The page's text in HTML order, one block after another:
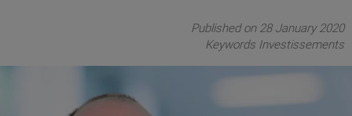
Published on 28 January 2020
Keywords Investissements